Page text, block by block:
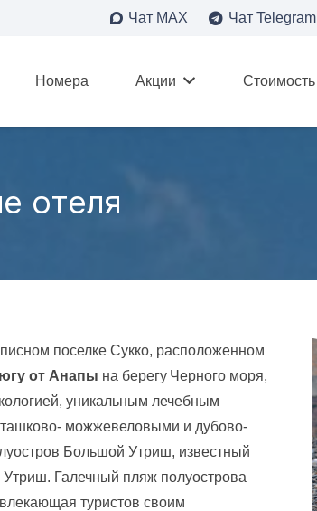
Чат MAX Чат Telegram
Номера Акции Стоимость
отеля
поселке Сукко, расположенном
от Анапы на берегу Черного моря,
уникальным лечебным
можжевеловыми и дубово-
Большой Утриш, известный
Галечный пляж полуострова
туристов своим